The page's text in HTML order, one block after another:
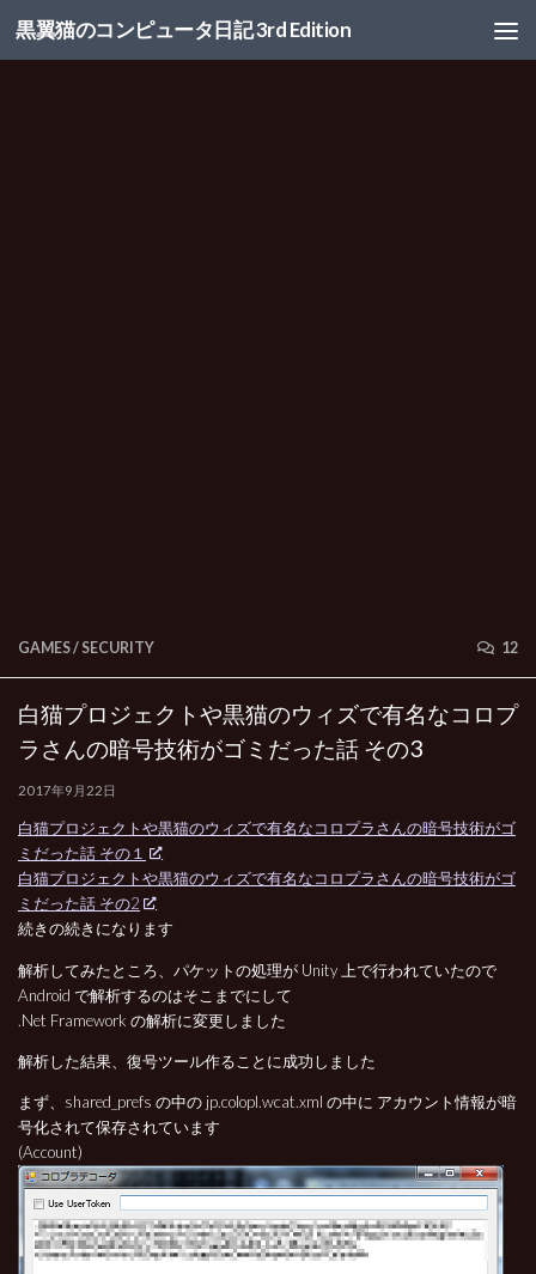
コンテンツへスキップ
黒翼猫のコンピュータ日記 3rd Edition
GAMES/ SECURITY 12
白猫プロジェクトや黒猫のウィズで有名なコロプ
ラさんの暗号技術がゴミだった話 その3
2017年9月22日
白猫プロジェクトや黒猫のウィズで有名なコロプラさんの暗号技術がゴ
ミだった話 その１
白猫プロジェクトや黒猫のウィズで有名なコロプラさんの暗号技術がゴ
ミだった話 その2
続きの続きになります
解析してみたところ、パケットの処理が Unity 上で行われていたので
Android で解析するのはそこまでにして
.Net Framework の解析に変更しました
解析した結果、復号ツール作ることに成功しました
まず、shared_prefs の中の jp.colopl.wcat.xml の中に アカウント情報が暗
号化されて保存されています
(Account)